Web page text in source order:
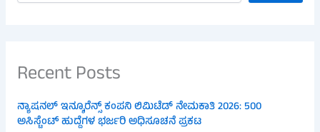
Recent Posts
ನ್ಯಾಷನಲ್ ಇನ್ಶೂರೆನ್ಸ್ ಕಂಪನಿ ಲಿಮಿಟೆಡ್ ನೇಮಕಾತಿ 2026: 500
ಅಸಿಸ್ಟೆಂಟ್ ಹುದ್ದೆಗಳ ಭರ್ಜರಿ ಅಧಿಸೂಚನೆ ಪ್ರಕಟ